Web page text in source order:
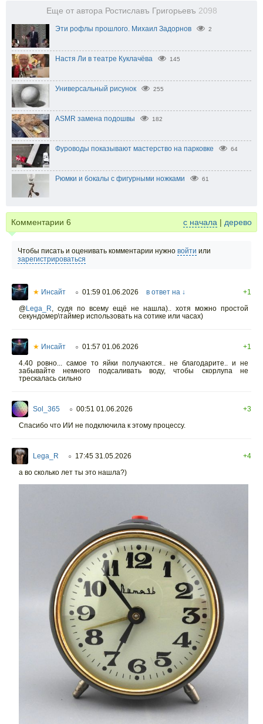
Еще от автора Ростиславъ Григорьевъ 2098
Эти рофлы прошлого. Михаил Задорнов 2
Настя Ли в театре Куклачёва 145
Универсальный рисунок 255
ASMR замена подошвы 182
Фуроводы показывают мастерство на парковке 64
Рюмки и бокалы с фигурными ножками 61
Комментарии 6 с начала | дерево
Чтобы писать и оценивать комментарии нужно войти или
зарегистрироваться
★ Инсайт ○ 01:59 01.06.2026 в ответ на ↓
+1
@Lega_R
судя по всему ещё не нашла).. хотя можно простой
секундомер\таймер использовать на сотике или часах)
★ Инсайт ○ 01:57 01.06.2026
+1
4.40 ровно... самое то яйки получаются.. не благодарите.. и не
забывайте немного подсаливать воду, чтобы скорлупа не
трескалась сильно
Sol_365 ○ 00:51 01.06.2026
+3
Спасибо что ИИ не подключила к этому процессу.
Lega_R ○ 17:45 31.05.2026
+4
а во сколько лет ты это нашла?)